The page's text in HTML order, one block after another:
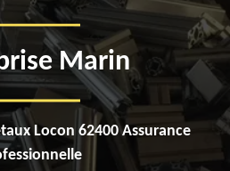
Marin
Locon 62400 Assurance